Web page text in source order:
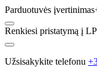
Parduotuvės įvertinimas
Renkiesi pristatymą į
Užsisakykite telefonu